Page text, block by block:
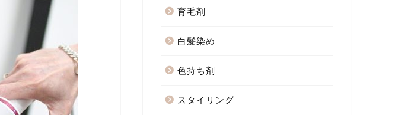
育毛剤
白髪染め
色持ち剤
スタイリング